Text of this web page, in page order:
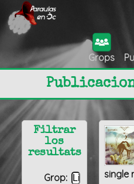
Grops
single
Filtrar
los
resultats
Grop: